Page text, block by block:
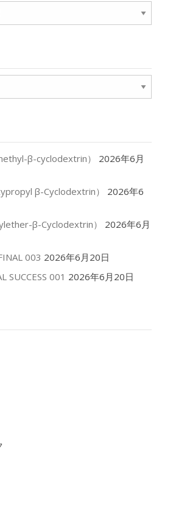
β-cyclodextrin）
2026年6月
β-Cyclodextrin）
2026年6
β-Cyclodextrin）
2026年6月
003 2026年6月20日
SUCCESS 001 2026年6月20日